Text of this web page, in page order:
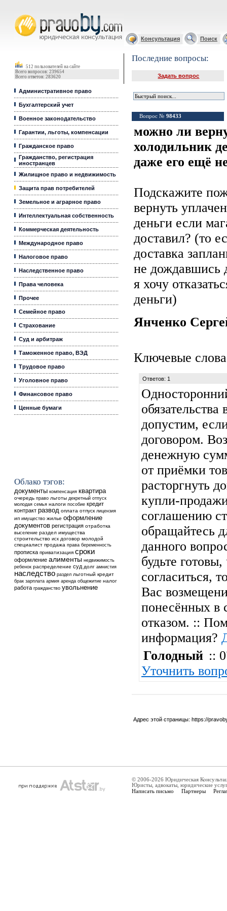
Консультация Поиск
512 пользователей на сайте
Всего вопросов: 239654
Всего ответов: 283620
Административное право
Бухгалтерский учет
Военное законодательство
Гарантии, льготы, компенсации
Гражданское право
Гражданство, регистрация
иностранцев
Жилищное право и недвижимость
Защита прав потребителей
Земельное и аграрное право
Интеллектуальная собственность
Коммерческая деятельность
Международное право
Налоговое право
Наследственное право
Права человека
Прочее
Семейное право
Страхование
Суд и арбитраж
Таможенное право, ВЭД
Трудовое право
Уголовное право
Финансовое право
Ценные бумаги
Облако тэгов:
документы компенсация квартира
очередь право льготы декретный отпуск
молодая семья налоги пособие кредит
контракт развод оплата отпуск лицензия
ип имущество жилье оформление
документов регистрация отработка
выселение раздел имущества
строительство иск договор молодой
специалист продажа права беременность
прописка приватизация сроки
оформление алименты недвижимость
ребенок распределение суд долг амнистия
наследство раздел льготный кредит
брак зарплата армия аренда общежитие налог
работа гражданство увольнение
Последние вопросы:
Задать вопрос
Вопрос № 98433
можно ли
холодильник
даже его ещё
Подскажите
вернуть
деньги если
доставил? (то
доставка
не дождавшись
я хочу
деньги)
Янченко
Ключевые
Ответов: 1
допустим,
договором.
денежную
от приёмки
расторгнуть
купли-
соглашению
обращайтесь
данного
будьте
согласиться,
Вас
понесённых в
отказом. ::
информация?
Голодный ::
Уточнить
Адрес этой страницы: https://
© 2006-2026 Юридическая
Юристы, адвокаты, юридические
Написать письмо Партнеры